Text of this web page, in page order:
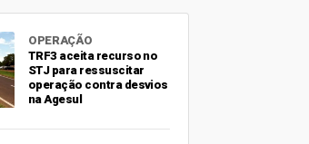
OPERAÇÃO
TRF3 aceita recurso no
STJ para ressuscitar
operação contra desvios
na Agesul